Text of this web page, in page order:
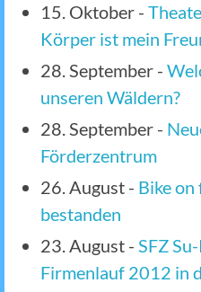
15. Oktober -
Körper ist mein
28. September -
unseren Wäldern?
28. September -
Förderzentrum
26. August - Bike on
bestanden
23. August - SFZ
Firmenlauf 2012 in